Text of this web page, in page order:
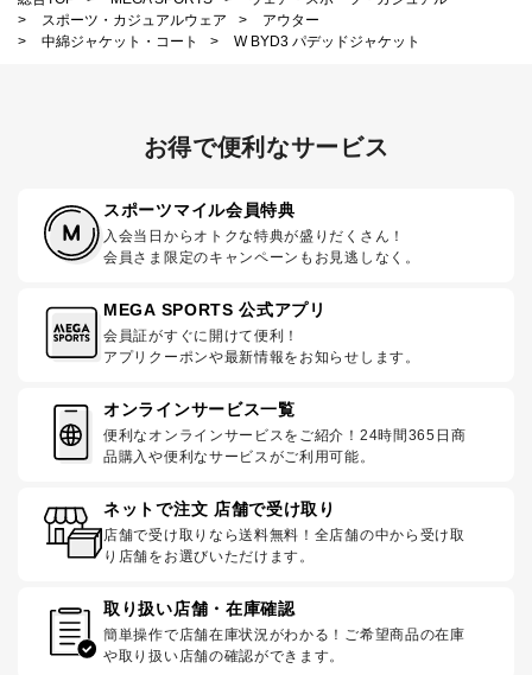
>
スポーツ・カジュアルウェア >
アウター
>
中綿ジャケット・コート > W BYD3 パデッドジャケット
お得で便利なサービス
スポーツマイル会員特典
入会当日からオトクな特典が盛りだくさん！
会員さま限定のキャンペーンもお見逃しなく。
MEGA SPORTS 公式アプリ
会員証がすぐに開けて便利！
アプリクーポンや最新情報をお知らせします。
オンラインサービス一覧
便利なオンラインサービスをご紹介！24時間365日商
品購入や便利なサービスがご利用可能。
ネットで注文 店舗で受け取り
店舗で受け取りなら送料無料！全店舗の中から受け取
り店舗をお選びいただけます。
取り扱い店舗・在庫確認
簡単操作で店舗在庫状況がわかる！ご希望商品の在庫
や取り扱い店舗の確認ができます。